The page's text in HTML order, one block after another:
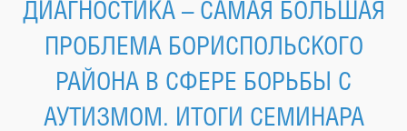
ДИАГНОСТИКА – САМАЯ БОЛЬШАЯ
ПРОБЛЕМА БОРИСПОЛЬСКОГО
РАЙОНА В СФЕРЕ БОРЬБЫ С
АУТИЗМОМ. ИТОГИ СЕМИНАРА